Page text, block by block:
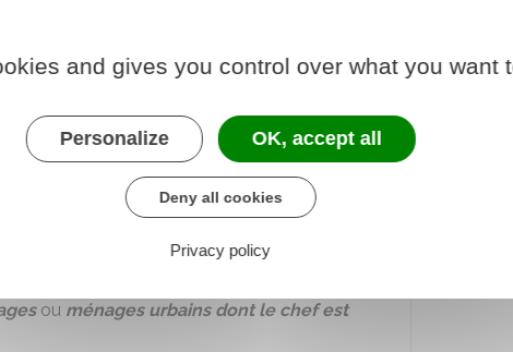
lequel vous allez multiplier
c'est-à-dire l'indice par lequel vous allez
et l'indice de référence
. Vous devez prendre l'indice indiqué dans
ou ménages urbainsdont le chef est
and gives you control over what you want
Personalize OK, accept all
Deny all cookies
Privacy policy